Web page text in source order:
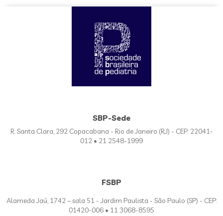
SBP-Sede
R. Santa Clara, 292 Copacabana - Rio de Janeiro (RJ) - CEP: 22041-
012 • 21 2548-1999
FSBP
Alameda Jaú, 1742 – sala 51 - Jardim Paulista - São Paulo (SP) - CEP:
01420-006 • 11 3068-8595